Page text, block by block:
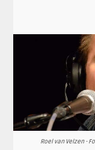
Roel van Velzen -